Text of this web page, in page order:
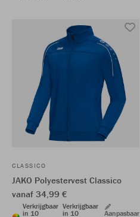
CLASSICO
JAKO Polyestervest Classico
vanaf 34,99 €
Verkrijgbaar
in 10
Verkrijgbaar
in 10
Aanpasbaar